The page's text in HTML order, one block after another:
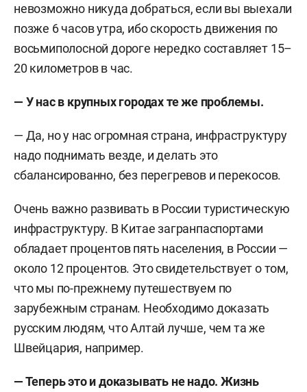
невозможно никуда добраться, если вы выехали
позже 6 часов утра, ибо скорость движения по
восьмиполосной дороге нередко составляет 15–
20 километров в час.
— У нас в крупных городах те же проблемы.
— Да, но у нас огромная страна, инфраструктуру
надо поднимать везде, и делать это
сбалансированно, без перегревов и перекосов.
Очень важно развивать в России туристическую
инфраструктуру. В Китае загранпаспортами
обладает процентов пять населения, в России —
около 12 процентов. Это свидетельствует о том,
что мы по-прежнему путешествуем по
зарубежным странам. Необходимо доказать
русским людям, что Алтай лучше, чем та же
Швейцария, например.
— Теперь это и доказывать не надо. Жизнь